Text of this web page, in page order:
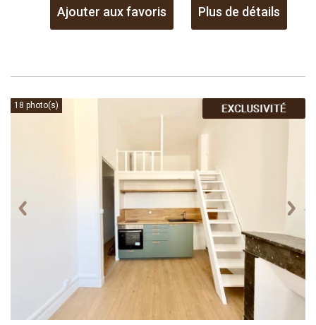
Ajouter aux favoris Plus de détails
18 photo(s)